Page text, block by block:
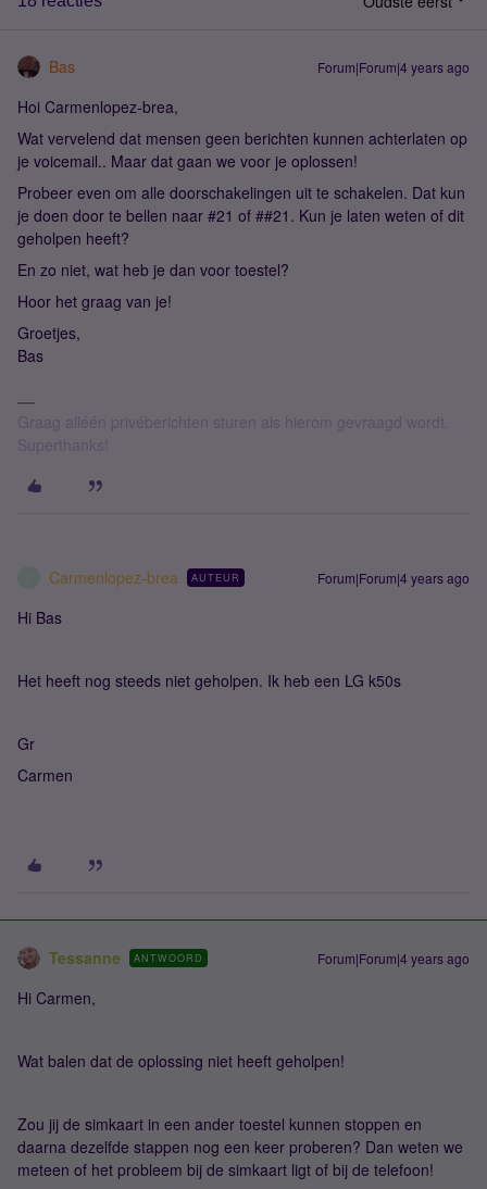
Bas Forum|Forum|4 years ago
Hoi Carmenlopez-brea,
Wat vervelend dat mensen geen berichten kunnen achterlaten op
je voicemail.. Maar dat gaan we voor je oplossen!
Probeer even om alle doorschakelingen uit te schakelen. Dat kun
je doen door te bellen naar #21 of ##21. Kun je laten weten of dit
geholpen heeft?
En zo niet, wat heb je dan voor toestel?
Hoor het graag van je!
Groetjes,
Bas
Graag alléén privéberichten sturen als hierom gevraagd wordt.
Superthanks!
Carmenlopez-brea AUTEUR Forum|Forum|4 years ago
Hi Bas
Het heeft nog steeds niet geholpen. Ik heb een LG k50s
Gr
Carmen
Tessanne ANTWOORD Forum|Forum|4 years ago
Hi Carmen,
Wat balen dat de oplossing niet heeft geholpen!
Zou jij de simkaart in een ander toestel kunnen stoppen en
daarna dezelfde stappen nog een keer proberen? Dan weten we
meteen of het probleem bij de simkaart ligt of bij de telefoon!